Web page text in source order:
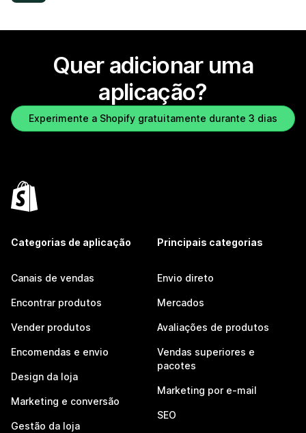
Quer adicionar uma
aplicação?
Experimente a Shopify gratuitamente durante 3 dias
Categorias de aplicação
Canais de vendas
Encontrar produtos
Vender produtos
Encomendas e envio
Design da loja
Marketing e conversão
Gestão da loja
Principais categorias
Envio direto
Mercados
Avaliações de produtos
Vendas superiores e
pacotes
Marketing por e-mail
SEO